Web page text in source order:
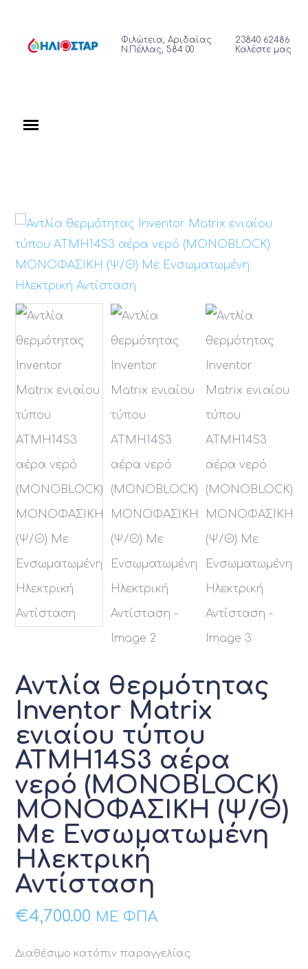
Φιλώτεια, Αριδαίας
Ν.Πέλλας, 584 00
23840 62486
Καλέστε μας
Αντλία θερμότητας
Inventor Matrix
ενιαίου τύπου
ATMH14S3 αέρα
νερό (MONOBLOCK)
ΜΟΝΟΦΑΣΙΚΗ (Ψ/Θ)
Με Ενσωματωμένη
Ηλεκτρική
Αντίσταση
€4,700.00 ΜΕ ΦΠΑ
Διαθέσιμο κατόπιν παραγγελίας